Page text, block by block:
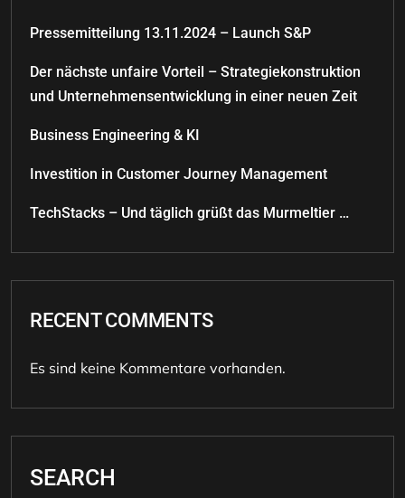
Pressemitteilung 13.11.2024 – Launch S&P
Der nächste unfaire Vorteil – Strategiekonstruktion
und Unternehmensentwicklung in einer neuen Zeit
Business Engineering & KI
Investition in Customer Journey Management
TechStacks – Und täglich grüßt das Murmeltier …
RECENT COMMENTS
Es sind keine Kommentare vorhanden.
SEARCH